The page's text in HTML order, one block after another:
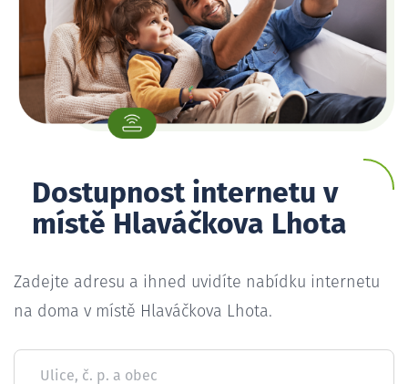
Dostupnost internetu v
místě Hlaváčkova Lhota
Zadejte adresu a ihned uvidíte nabídku internetu
na doma v místě Hlaváčkova Lhota.
Ulice, č. p. a obec